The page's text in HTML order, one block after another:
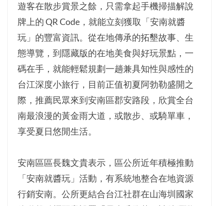
遊客在散步賞景之餘，只需拿起手機掃描解說
牌上的 QR Code，就能立刻獲取「安南就醬
玩」的豐富資訊。從在地傳承的拓墾故事、生
態導覽，到隱藏版的在地美食與好玩景點，一
碼在手，就能輕鬆規劃一趟兼具知性與感性的
台江深度小旅行，目前正值初夏阿勃勒盛開之
際，推薦民眾來到安南區郡安路段，欣賞全台
南最浪漫的黃金雨大道，或散步、或騎單車，
享受夏日悠閒生活。
安南區區長魏文貴表示，區公所近年積極推動
「安南就醬玩」活動，有系統地整合在地資源
行銷安南。公所更結合台江社群在山海圳國家